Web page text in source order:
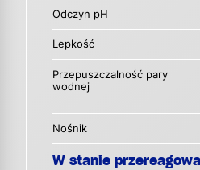
Odczyn pH
Lepkość
Przepuszczalność pary
wodnej
Nośnik
W stanie